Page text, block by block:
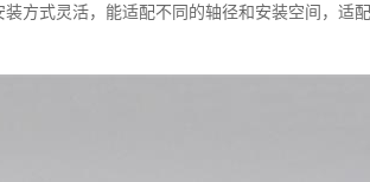
方式灵活，能适配不同的轴径和安装空间，适